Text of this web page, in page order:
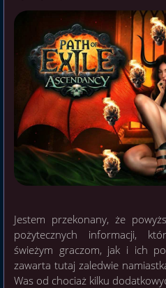
Jestem przekonany, że
pożytecznych informacji,
świeżym graczom, jak i ich
zawarta tutaj zaledwie
Was od chociaż kilku